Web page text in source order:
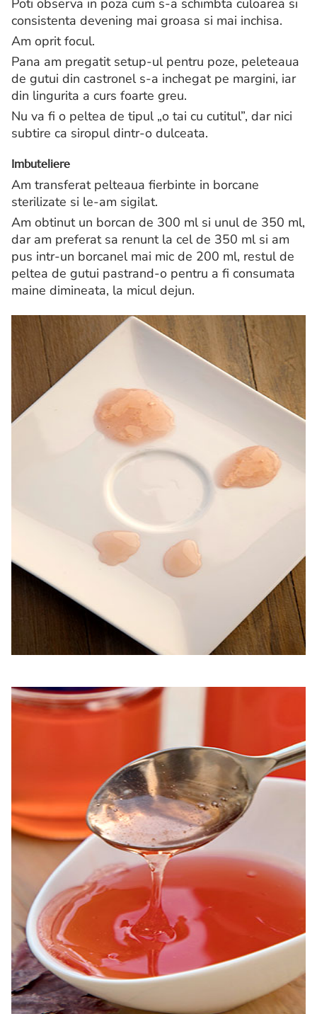
Poti observa in poza cum s-a schimbta culoarea si
consistenta devening mai groasa si mai inchisa.
Am oprit focul.
Pana am pregatit setup-ul pentru poze, peleteaua
de gutui din castronel s-a inchegat pe margini, iar
din lingurita a curs foarte greu.
Nu va fi o peltea de tipul „o tai cu cutitul”, dar nici
subtire ca siropul dintr-o dulceata.
Imbuteliere
Am transferat pelteaua fierbinte in borcane
sterilizate si le-am sigilat.
Am obtinut un borcan de 300 ml si unul de 350 ml,
dar am preferat sa renunt la cel de 350 ml si am
pus intr-un borcanel mai mic de 200 ml, restul de
peltea de gutui pastrand-o pentru a fi consumata
maine dimineata, la micul dejun.